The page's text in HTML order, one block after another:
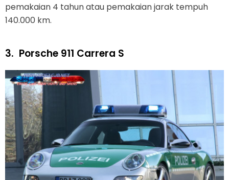
pemakaian 4 tahun atau pemakaian jarak tempuh
140.000 km.
3. Porsche 911 Carrera S